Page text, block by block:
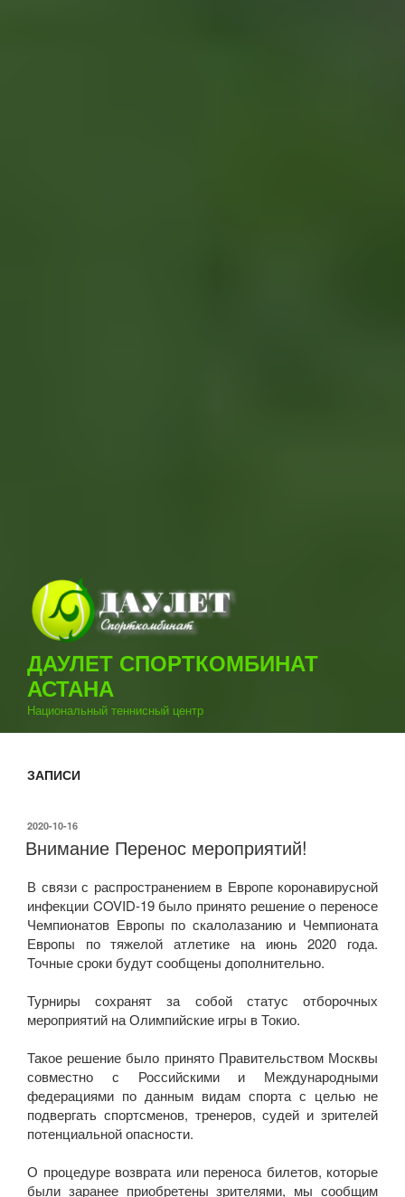
ДАУЛЕТ СПОРТКОМБИНАТ
АСТАНА
Национальный теннисный центр
ЗАПИСИ
ОПУБЛИКОВАНО
2020-10-16
Внимание Перенос мероприятий!
В связи с распространением в Европе коронавирусной
инфекции COVID-19 было принято решение о переносе
Чемпионатов Европы по скалолазанию и Чемпионата
Европы по тяжелой атлетике на июнь 2020 года.
Точные сроки будут сообщены дополнительно.
Турниры сохранят за собой статус отборочных
мероприятий на Олимпийские игры в Токио.
Такое решение было принято Правительством Москвы
совместно с Российскими и Международными
федерациями по данным видам спорта с целью не
подвергать спортсменов, тренеров, судей и зрителей
потенциальной опасности.
О процедуре возврата или переноса билетов, которые
были заранее приобретены зрителями, мы сообщим